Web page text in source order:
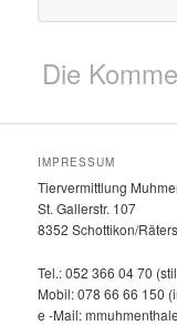
Die
IMPRESSUM
Tiervermittlung
St. Gallerstr. 107
8352 Schottikon/
Tel.: 052 366 04 70
Mobil: 078 66 66 150
e -Mail: